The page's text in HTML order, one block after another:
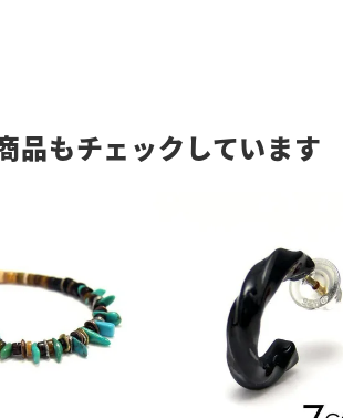
品もチェックしています